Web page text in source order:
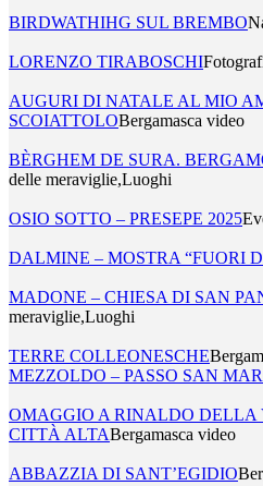
BIRDWATHIHG SUL BREMBO
LORENZO TIRABOSCHI
AUGURI DI NATALE AL MIO
SCOIATTOLOBergamasca video
BÈRGHEM DE SURA.
delle meraviglie,Luoghi
OSIO SOTTO – PRESEPE 2025
DALMINE – MOSTRA “FUORI
MADONE – CHIESA DI SAN
meraviglie,Luoghi
TERRE COLLEONESCHE
MEZZOLDO – PASSO SAN
OMAGGIO A RINALDO DELLA
CITTÀ ALTABergamasca video
ABBAZZIA DI SANT’EGIDIO